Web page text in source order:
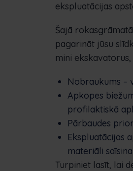
ekspluatācijas
Šajā
pagarināt jūsu
mini
Nobraukums –
Apkopes
profilaktiskā
Pārbaudes
Ekspluatācijas
materiāli
Turpiniet lasīt, lai